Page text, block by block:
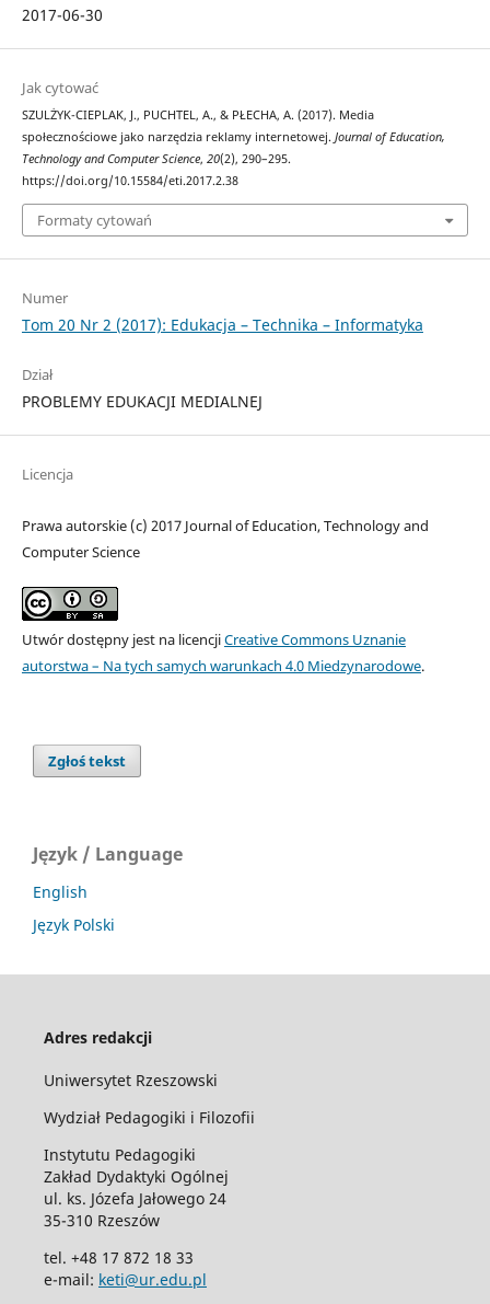
2017-06-30
Jak cytować
SZULŻYK-CIEPLAK, J., PUCHTEL, A., & PŁECHA, A. (2017). Media
społecznościowe jako narzędzia reklamy internetowej. Journal of Education,
Technology and Computer Science, 20(2), 290–295.
https://doi.org/10.15584/eti.2017.2.38
Formaty cytowań
Numer
Tom 20 Nr 2 (2017): Edukacja – Technika – Informatyka
Dział
PROBLEMY EDUKACJI MEDIALNEJ
Licencja
Prawa autorskie (c) 2017 Journal of Education, Technology and
Computer Science
Utwór dostępny jest na licencjiCreative Commons Uznanie
autorstwa – Na tych samych warunkach 4.0 Miedzynarodowe.
Zgłoś tekst
Język / Language
English
Język Polski
Adres redakcji
Uniwersytet Rzeszowski
Wydział Pedagogiki i Filozofii
Instytutu Pedagogiki
Zakład Dydaktyki Ogólnej
ul. ks. Józefa Jałowego 24
35-310 Rzeszów
tel. +48 17 872 18 33
e-mail: keti@ur.edu.pl